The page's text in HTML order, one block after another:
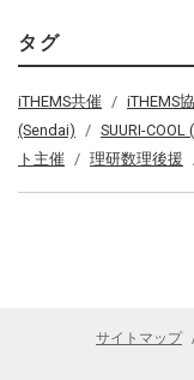
タグ
iTHEMS共催 iTHEMS
(Sendai)
SUURI-COOL
ト主催
理研数理後援
サイトマップ